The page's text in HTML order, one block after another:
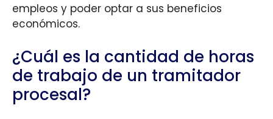
empleos y poder optar a sus beneficios
económicos.
¿Cuál es la cantidad de horas
de trabajo de un tramitador
procesal?